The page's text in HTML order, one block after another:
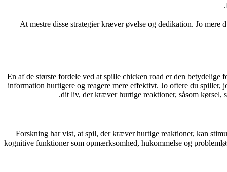
At mestre disse strategier kræver øvelse og dedikation. Jo
En af de største fordele ved at spille chicken road er den betydelige
information hurtigere og reagere mere effektivt. Jo oftere du
dit liv, der kræver hurtige reaktioner, såsom kørsel,
Forskning har vist, at spil, der kræver hurtige reaktioner, kan
kognitive funktioner som opmærksomhed, hukommelse og